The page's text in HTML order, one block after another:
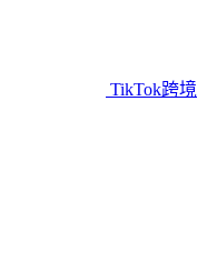
TikTok跨境